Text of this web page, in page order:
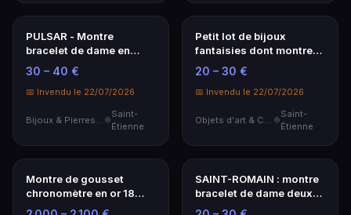
métal doré, mouvement
quartz
30 – 40 €
📅 Invendu le 22/07/2026